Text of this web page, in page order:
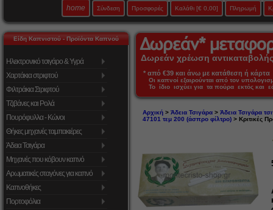
home Σύνδεση Προσφορές Καλάθι [€ 0,00] Πληρωμή
Είδη Καπνιστού - Προϊόντα Καπνού
Ηλεκτρονικό τσιγάρο & Υγρά
Χαρτάκια στριφτού
Φιλτράκια Στριφτού
Τζιβάνες και Ρολά
Πουρόφυλλα - Κώνοι
Θήκες μηχανές ταμπακιέρες
Άδεια Τσιγάρα
Μηχανές που κόβουν καπνό
Αρωματικές σταγόνες για καπνό
Καπνοθήκες
Πορτοφόλια
Δωρεάν χρέωση
* από €39 και άνω με κατάθεση ή
Οι καπνοί εξαιρούνται από τον
Το ίδιο ισχύει για τα πούρα εκτός και
Αρχική> Άδεια Τσιγάρα> Άδεια Τσιγάρα
47101 τεμ 200 (άσπρο φίλτρο)> Κριτικές